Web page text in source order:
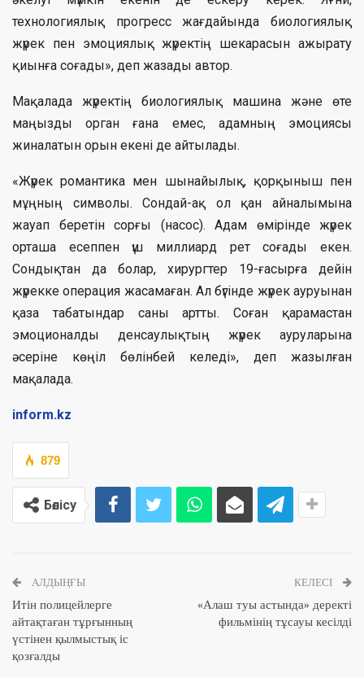
технологиялық прогресс жағдайында биологиялық
жүрек пен эмоциялық жүректің шекарасын ажырату
қиынға соғады», деп жазады автор.
Мақалада жүректің биологиялық машина және өте
маңызды орган ғана емес, адамның эмоциясы
жиналатын орын екені де айтылады.
«Жүрек романтика мен шынайылық, қорқыныш пен
мұңның символы. Сондай-ақ ол қан айналымына
жауап беретін сорғы (насос). Адам өмірінде жүрек
орташа есеппен үш миллиард рет соғады екен.
Сондықтан да болар, хирургтер 19-ғасырға дейін
жүрекке операция жасамаған. Ал бүгінде жүрек ауруынан
қаза табатындар саны артты. Соған қарамастан
эмоционалды денсаулықтың жүрек ауруларына
әсеріне көңіл бөлінбей келеді», деп жазылған
мақалада.
inform.kz
879
Бөлісу
АЛДЫҢҒЫ
Итін полицейлерге
айтақтаған тұрғынның
үстінен қылмыстық іс
қозғалды
КЕЛЕСІ
«Алаш туы астында» деректі
фильмінің тұсауы кесілді